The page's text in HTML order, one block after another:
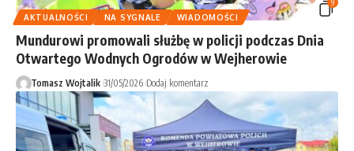
9
AKTUALNOŚCI
NA SYGNALE WIADOMOŚCI
Mundurowi promowali służbę w policji podczas Dnia
Otwartego Wodnych Ogrodów w Wejherowie
Tomasz Wojtalik 31/05/2026 Dodaj komentarz